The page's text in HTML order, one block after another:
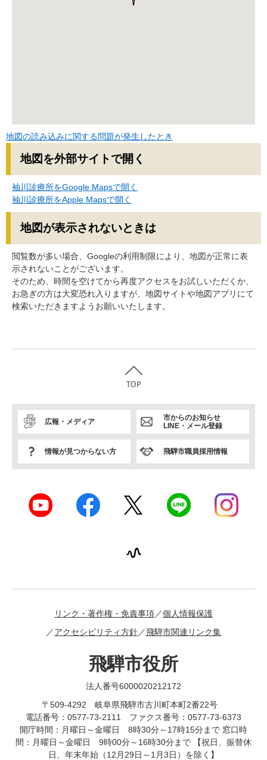
地図の読み込みに関する問題が発生したとき
地図を外部サイトで開く
袖川診療所をGoogle Mapsで開く
袖川診療所をApple Mapsで開く
地図が表示されないときは
閲覧数が多い場合、Googleの利用制限により、地図が正常に表
示されないことがございます。
そのため、時間を空けてから再度アクセスをお試しいただくか、
お急ぎの方は大変恐れ入りますが、地図サイトや地図アプリにて
検索いただきますようお願いいたします。
広報・メディア
市からのお知らせ
LINE・メール登録
情報が見つからない方 飛騨市職員採用情報
リンク・著作権・免責事項
個人情報保護
アクセシビリティ方針
飛騨市関連リンク集
飛騨市役所
法人番号6000020212172
〒509-4292 岐阜県飛騨市古川町本町2番22号
電話番号：0577-73-2111 ファクス番号：0577-73-6373
開庁時間：月曜日～金曜日 8時30分～17時15分まで 窓口時
間：月曜日～金曜日 9時00分～16時30分まで 【祝日、振替休
日、年末年始（12月29日～1月3日）を除く】